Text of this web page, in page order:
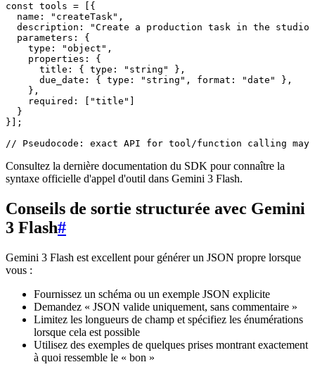
const tools = [{
  name: "createTask",
description: "Create a production task in the studio
  parameters: {
    type: "object",
    properties: {
      title: { type: "string" },
      due_date: { type: "string", format: "date" },
    },
    required: ["title"]
  }
}];
Consultez la dernière documentation du SDK pour connaître la
syntaxe officielle d'appel d'outil dans Gemini 3 Flash.
Conseils de sortie structurée avec Gemini
3 Flash#
Gemini 3 Flash est excellent pour générer un JSON propre lorsque
vous :
Fournissez un schéma ou un exemple JSON explicite
Demandez « JSON valide uniquement, sans commentaire »
Limitez les longueurs de champ et spécifiez les énumérations
lorsque cela est possible
Utilisez des exemples de quelques prises montrant exactement
à quoi ressemble le « bon »